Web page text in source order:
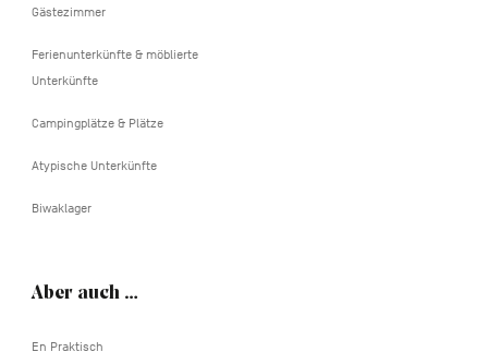
Gästezimmer
Ferienunterkünfte & möblierte
Unterkünfte
Campingplätze & Plätze
Atypische Unterkünfte
Biwaklager
Aber auch …
En Praktisch